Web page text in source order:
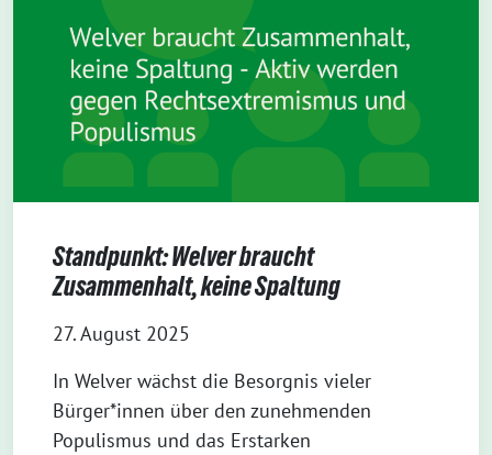
Standpunkt: Welver braucht
Zusammenhalt, keine Spaltung
27. August 2025
In Welver wächst die Besorgnis vieler
Bürger*innen über den zunehmenden
Populismus und das Erstarken